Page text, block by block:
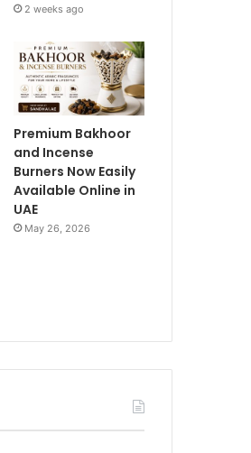
2 weeks ago
Premium Bakhoor
and Incense
Burners Now Easily
Available Online in
UAE
May 26, 2026